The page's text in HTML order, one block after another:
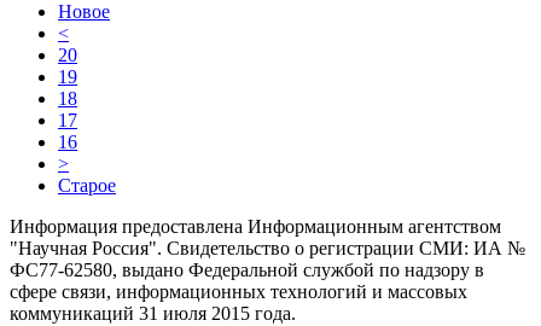
Новое
<
20
19
18
17
16
>
Старое
Информация предоставлена Информационным агентством
"Научная Россия". Свидетельство о регистрации СМИ: ИА №
ФС77-62580, выдано Федеральной службой по надзору в
сфере связи, информационных технологий и массовых
коммуникаций 31 июля 2015 года.